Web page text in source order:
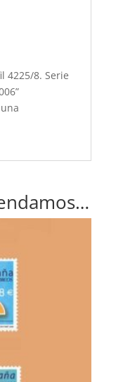
4225/8. Serie